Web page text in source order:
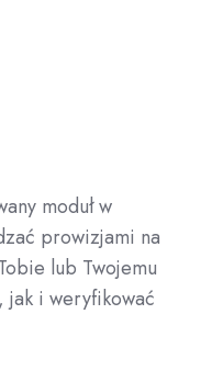
moduł w
prowizjami na
lub Twojemu
jak i weryfikować